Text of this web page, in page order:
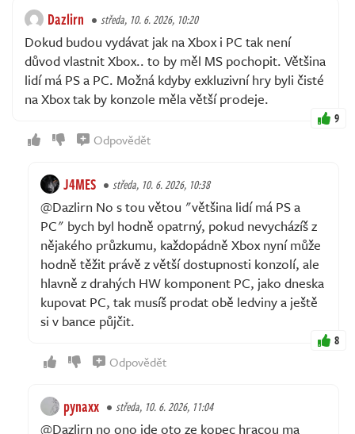
Dazlirn středa, 10. 6. 2026, 10:20
Dokud budou vydávat jak na Xbox i PC tak není
důvod vlastnit Xbox.. to by měl MS pochopit. Většina
lidí má PS a PC. Možná kdyby exkluzivní hry byli čisté
na Xbox tak by konzole měla větší prodeje.
9
Odpovědět
J4MES středa, 10. 6. 2026, 10:38
@Dazlirn No s tou větou "většina lidí má PS a
PC" bych byl hodně opatrný, pokud nevycházíš z
nějakého průzkumu, každopádně Xbox nyní může
hodně těžit právě z větší dostupnosti konzolí, ale
hlavně z drahých HW komponent PC, jako dneska
kupovat PC, tak musíš prodat obě ledviny a ještě
si v bance půjčit.
8
Odpovědět
pynaxx středa, 10. 6. 2026, 11:04
@Dazlirn no ono ide oto ze kopec hracou ma